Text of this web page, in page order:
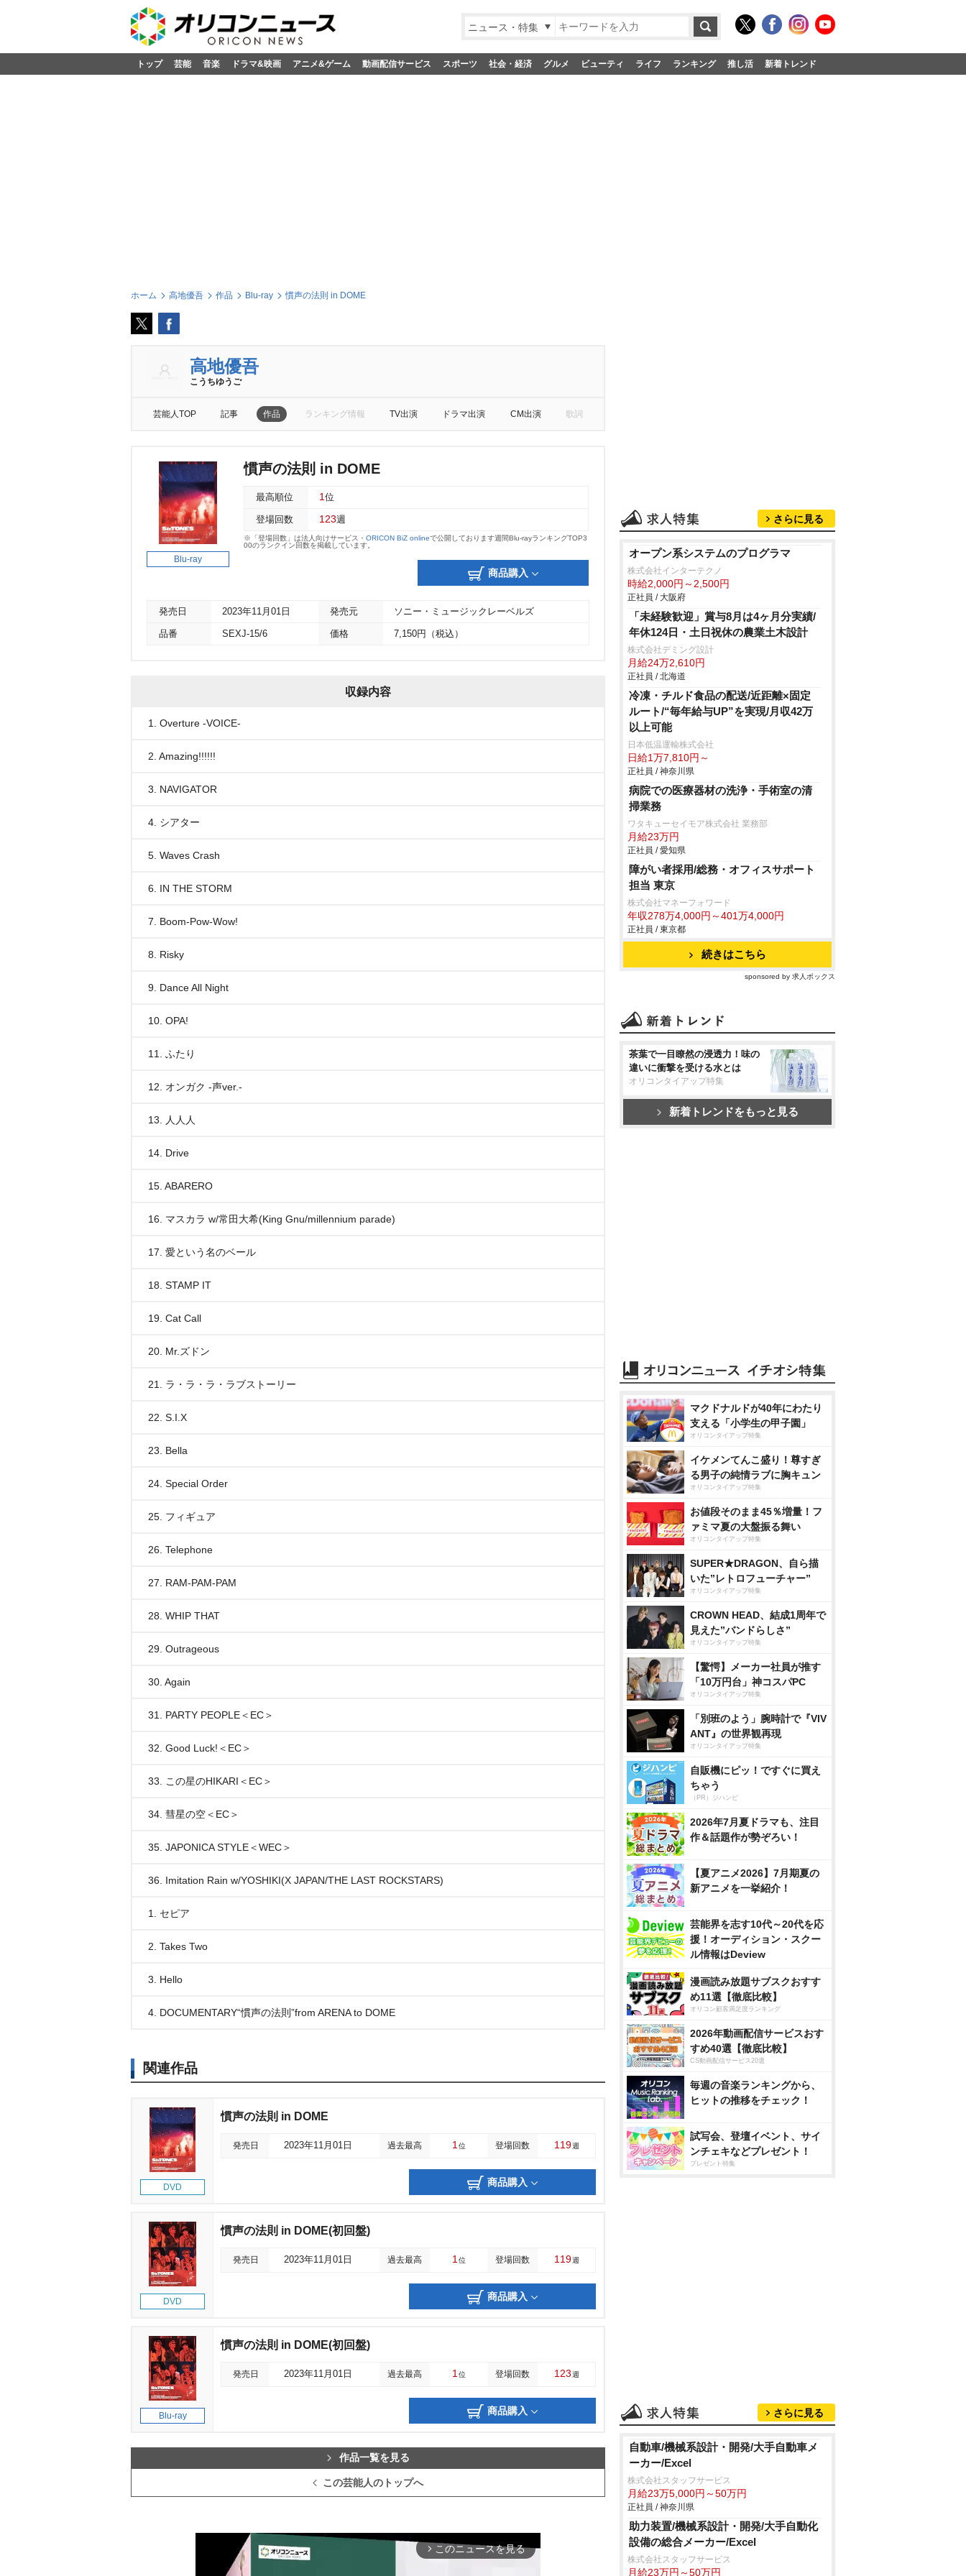
ニュース・特集
トップ 芸能 音楽 ドラマ&映画 アニメ&ゲーム 動画配信サービス スポーツ 社会・経済 グルメ ビューティ ライフ ランキング 推し活 新着トレンド
ホーム 高地優吾 作品 Blu-ray 慣声の法則 in DOME
高地優吾
こうちゆうご
芸能人TOP 記事 作品 ランキング情報 TV出演 ドラマ出演 CM出演 歌詞
Blu-ray
慣声の法則 in DOME
最高順位 1 位
登場回数 123週
※「登場回数」は法人向けサービス・ ORICON BiZ onlineで公開しております週間Blu-rayランキングTOP3
00のランクイン回数を掲載しています。
商品購入
発売日 2023年11月01日 発売元 ソニー・ミュージックレーベルズ
品番 SEXJ-15/6 価格 7,150円（税込）
収録内容
1. Overture -VOICE-
2. Amazing!!!!!!
3. NAVIGATOR
4. シアター
5. Waves Crash
6. IN THE STORM
7. Boom-Pow-Wow!
8. Risky
9. Dance All Night
10. OPA!
11. ふたり
12. オンガク -声ver.-
13. 人人人
14. Drive
15. ABARERO
16. マスカラ w/常田大希(King Gnu/millennium parade)
17. 愛という名のベール
18. STAMP IT
19. Cat Call
20. Mr.ズドン
21. ラ・ラ・ラ・ラブストーリー
22. S.I.X
23. Bella
24. Special Order
25. フィギュア
26. Telephone
27. RAM-PAM-PAM
28. WHIP THAT
29. Outrageous
30. Again
31. PARTY PEOPLE＜EC＞
32. Good Luck!＜EC＞
33. この星のHIKARI＜EC＞
34. 彗星の空＜EC＞
35. JAPONICA STYLE＜WEC＞
36. Imitation Rain w/YOSHIKI(X JAPAN/THE LAST ROCKSTARS)
1. セピア
2. Takes Two
3. Hello
4. DOCUMENTARY“慣声の法則”from ARENA to DOME
関連作品
DVD
慣声の法則 in DOME
発売日 2023年11月01日 過去最高 1 位 登場回数 119週
商品購入
DVD
慣声の法則 in DOME(初回盤)
発売日 2023年11月01日 過去最高 1 位 登場回数 119週
商品購入
Blu-ray
慣声の法則 in DOME(初回盤)
発売日 2023年11月01日 過去最高 1 位 登場回数 123週
商品購入
作品一覧を見る
この芸能人のトップへ
arrow_forward_ios このニュースを見る
さらに見る
オープン系システムのプログラマ
株式会社インターテクノ
時給2,000円～2,500円
正社員 / 大阪府
「未経験歓迎」賞与8月は4ヶ月分実績/
年休124日・土日祝休の農業土木設計
株式会社デミング設計
月給24万2,610円
正社員 / 北海道
冷凍・チルド食品の配送/近距離×固定
ルート/“毎年給与UP”を実現/月収42万
以上可能
日本低温運輸株式会社
日給1万7,810円～
正社員 / 神奈川県
病院での医療器材の洗浄・手術室の清
掃業務
ワタキューセイモア株式会社 業務部
月給23万円
正社員 / 愛知県
障がい者採用/総務・オフィスサポート
担当 東京
株式会社マネーフォワード
年収278万4,000円～401万4,000円
正社員 / 東京都
続きはこちら
sponsored by 求人ボックス
茶葉で一目瞭然の浸透力！味の
違いに衝撃を受ける水とは
オリコンタイアップ特集
新着トレンドをもっと見る
マクドナルドが40年にわたり
支える「小学生の甲子園」
オリコンタイアップ特集
イケメンてんこ盛り！尊すぎ
る男子の純情ラブに胸キュン
オリコンタイアップ特集
お値段そのまま45％増量！フ
ァミマ夏の大盤振る舞い
オリコンタイアップ特集
SUPER★DRAGON、自ら描
いた”レトロフューチャー”
オリコンタイアップ特集
CROWN HEAD、結成1周年で
見えた”バンドらしさ”
オリコンタイアップ特集
【驚愕】メーカー社員が推す
「10万円台」神コスパPC
オリコンタイアップ特集
「別班のよう」腕時計で『VIV
ANT』の世界観再現
オリコンタイアップ特集
自販機にピッ！ですぐに買え
ちゃう
（PR）ジハンピ
2026年7月夏ドラマも、注目
作＆話題作が勢ぞろい！
【夏アニメ2026】7月期夏の
新アニメを一挙紹介！
芸能界を志す10代～20代を応
援！オーディション・スクー
ル情報はDeview
漫画読み放題サブスクおすす
め11選【徹底比較】
オリコン顧客満足度ランキング
2026年動画配信サービスおす
すめ40選【徹底比較】
CS動画配信サービス20選
毎週の音楽ランキングから、
ヒットの推移をチェック！
試写会、登壇イベント、サイ
ンチェキなどプレゼント！
プレゼント特集
さらに見る
自動車/機械系設計・開発/大手自動車メ
ーカー/Excel
株式会社スタッフサービス
月給23万5,000円～50万円
正社員 / 神奈川県
助力装置/機械系設計・開発/大手自動化
設備の総合メーカー/Excel
株式会社スタッフサービス
月給23万円～50万円